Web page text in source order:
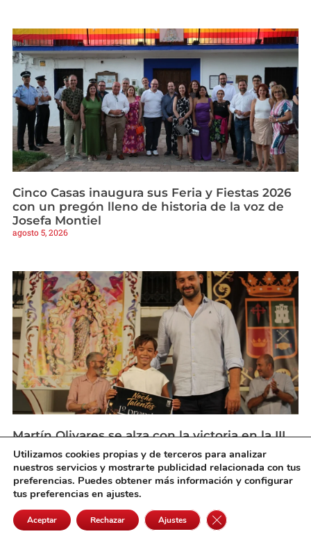
Cinco Casas inaugura sus Feria y Fiestas 2026
con un pregón lleno de historia de la voz de
Josefa Montiel
agosto 5, 2026
Martín Olivares se alza con la victoria en la III
Noche de Talentos de Pedro Muñoz
agosto 5, 2026
Utilizamos cookies propias y de terceros para analizar
nuestros servicios y mostrarte publicidad relacionada con tus
preferencias. Puedes obtener más información y configurar
tus preferencias en ajustes.
Aceptar Rechazar Ajustes Cerrar el banner de